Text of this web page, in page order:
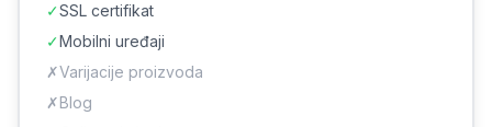
✓SSL certifikat
✓Mobilni uređaji
✗Varijacije proizvoda
✗Blog